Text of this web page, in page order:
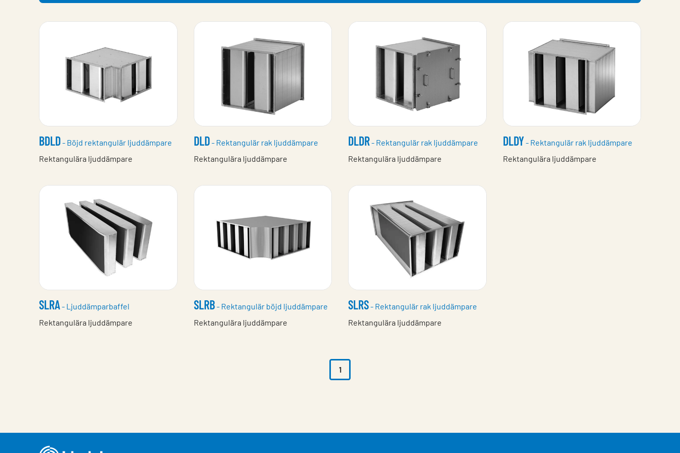
BDLD- Böjd rektangulär ljuddämpare
Rektangulära ljuddämpare
DLD- Rektangulär rak ljuddämpare
Rektangulära ljuddämpare
DLDR- Rektangulär rak ljuddämpare
Rektangulära ljuddämpare
DLDY- Rektangulär rak ljuddämpare
Rektangulära ljuddämpare
SLRA- Ljuddämparbaffel
Rektangulära ljuddämpare
SLRB- Rektangulär böjd ljuddämpare
Rektangulära ljuddämpare
SLRS- Rektangulär rak ljuddämpare
Rektangulära ljuddämpare
1